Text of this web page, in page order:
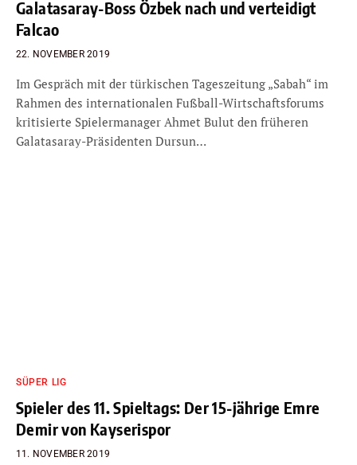
Galatasaray-Boss Özbek nach und verteidigt
Falcao
22. NOVEMBER 2019
Im Gespräch mit der türkischen Tageszeitung „Sabah“ im
Rahmen des internationalen Fußball-Wirtschaftsforums
kritisierte Spielermanager Ahmet Bulut den früheren
Galatasaray-Präsidenten Dursun…
SÜPER LIG
Spieler des 11. Spieltags: Der 15-jährige Emre
Demir von Kayserispor
11. NOVEMBER 2019